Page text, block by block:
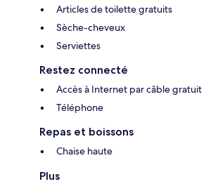
Articles de toilette gratuits
Sèche-cheveux
Serviettes
Restez connecté
Accès à Internet par câble gratuit
Téléphone
Repas et boissons
Chaise haute
Plus